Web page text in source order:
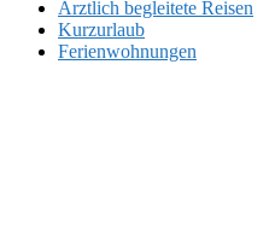
Ärztlich begleitete Reisen
Kurzurlaub
Ferienwohnungen